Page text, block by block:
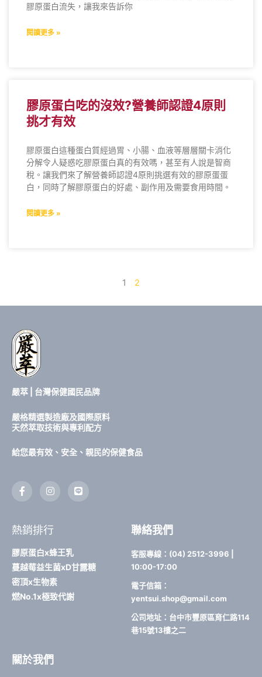
膠原蛋白流失，讓我來告訴你
閱讀更多 »
膠原蛋白吃的沒效?營養師認證4原則
挑才有效
膠原蛋白這種蛋白質經過胃、小腸、血液等層層關卡消化
分解令人疑惑吃膠原蛋白真的有效嗎，甚至有人說是智商
稅。讓我們來了解營養師認證4原則挑選有效的膠原蛋蛋
白，同時了解膠原蛋白的好處、副作用及需要食用時間。
閱讀更多 »
1 2
嚴萃 | 台灣保健國民品牌
嚴格精選製造廠及國際原料
天然萃取技術與專利配方
給您最有效、安全、親民的保健食品
F
a
b
o
k
-
f
I
n
a
g
a
m
L
i
熱銷排行
膠原蛋白x蜂王乳
蔓越莓益生菌xD甘露糖
密頂x生物素
燃No.1x極致代謝
關於我們
聯絡我們
客服專線：(04) 2512-3996 |
10:00-17:00
電子信箱：
yentsui.shop@gmail.com
公司地址：台中市豐原區育仁路114
巷15號13樓之二